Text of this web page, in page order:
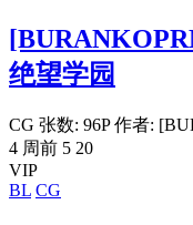
绝望学园
CG 张数: 96P 作者:
4 周前 5 20
VIP
BL CG